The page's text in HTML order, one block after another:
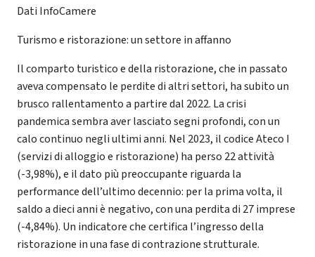
Dati InfoCamere
Turismo e ristorazione: un settore in affanno
Il comparto turistico e della ristorazione, che in passato
aveva compensato le perdite di altri settori, ha subito un
brusco rallentamento a partire dal 2022. La crisi
pandemica sembra aver lasciato segni profondi, con un
calo continuo negli ultimi anni. Nel 2023, il codice Ateco I
(servizi di alloggio e ristorazione) ha perso 22 attività
(-3,98%), e il dato più preoccupante riguarda la
performance dell’ultimo decennio: per la prima volta, il
saldo a dieci anni è negativo, con una perdita di 27 imprese
(-4,84%). Un indicatore che certifica l’ingresso della
ristorazione in una fase di contrazione strutturale.